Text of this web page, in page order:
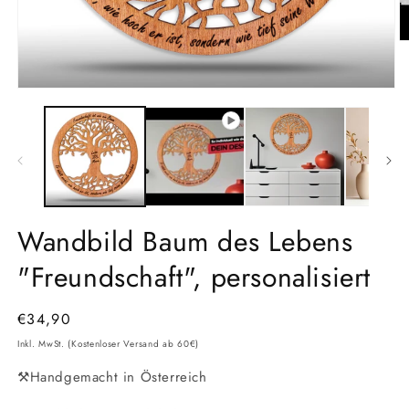
Wandbild Baum des Lebens
"Freundschaft", personalisiert
Normaler
Preis
€34,90
Inkl. MwSt. (Kostenloser Versand ab 60€)
⚒️Handgemacht in Österreich